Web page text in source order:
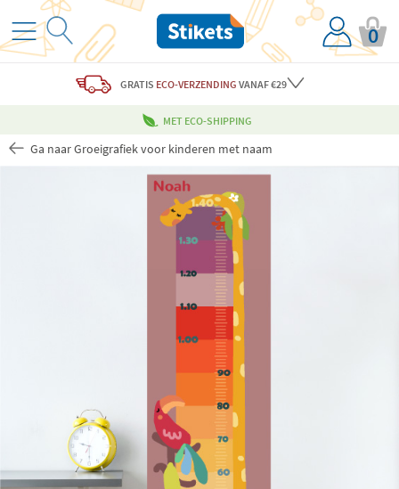
0
GRATIS ECO-VERZENDING VANAF €29
MET ECO-SHIPPING
Ga naar Groeigrafiek voor kinderen met naam